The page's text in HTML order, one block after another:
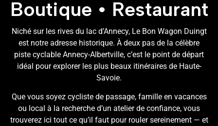
Boutique • Restaurant
Niché sur les rives du lac d’Annecy, Le Bon Wagon Duingt
est notre adresse historique. À deux pas de la célèbre
piste cyclable Annecy-Albertville, c’est le point de départ
idéal pour explorer les plus beaux itinéraires de Haute-
Savoie.
Que vous soyez cycliste de passage, famille en vacances
ou local à la recherche d’un atelier de confiance, vous
trouverez ici tout ce qu’il faut pour rouler sereinement — et